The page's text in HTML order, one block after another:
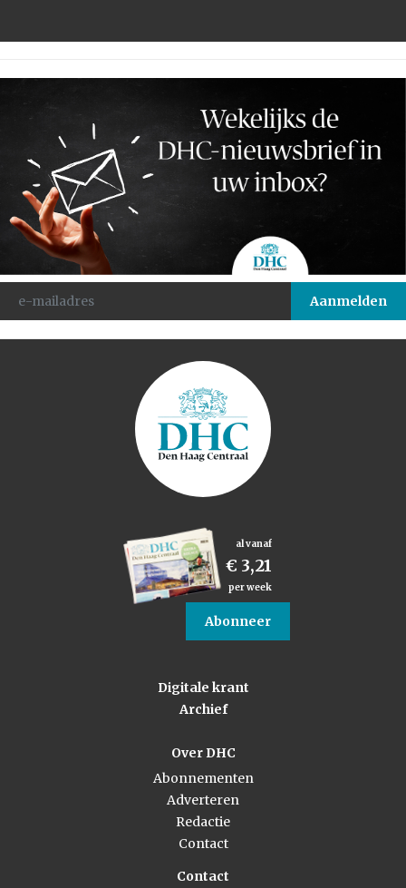
al vanaf
€ 3,21
per week
Abonneer
Digitale krant
Archief
Over DHC
Abonnementen
Adverteren
Redactie
Contact
Contact